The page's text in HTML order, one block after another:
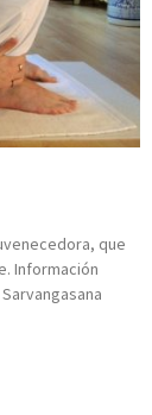
que
Información